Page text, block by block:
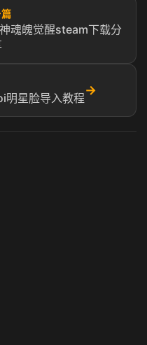
篇
魂魄觉醒steam下载分
星脸导入教程
→